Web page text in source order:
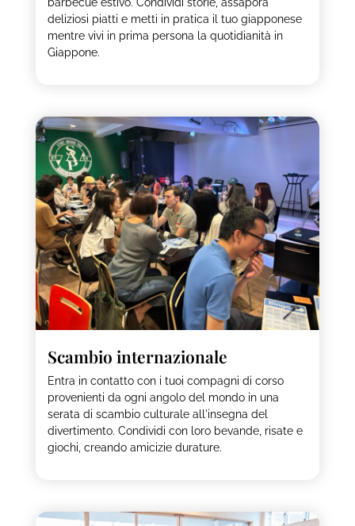
deliziosi piatti e metti in pratica il tuo giapponese
mentre vivi in prima persona la quotidianità in
Giappone.
Scambio internazionale
Entra in contatto con i tuoi compagni di corso
provenienti da ogni angolo del mondo in una
serata di scambio culturale all'insegna del
divertimento. Condividi con loro bevande, risate e
giochi, creando amicizie durature.